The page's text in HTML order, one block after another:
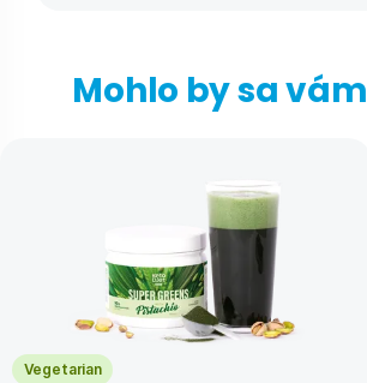
Mohlo by sa
Vegetarian